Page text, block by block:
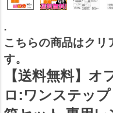
.
こちらの商品はクリ
す。
【送料無料】
ロ:ワンステッ